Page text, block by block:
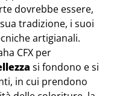
dovrebbe essere,
tradizione, i suoi
artigianali.
CFX per
si fondono e si
in cui prendono